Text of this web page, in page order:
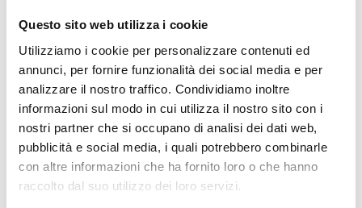
Questo sito web utilizza i cookie
Utilizziamo i cookie per personalizzare contenuti ed
annunci, per fornire funzionalità dei social media e per
analizzare il nostro traffico. Condividiamo inoltre
informazioni sul modo in cui utilizza il nostro sito con i
nostri partner che si occupano di analisi dei dati web,
pubblicità e social media, i quali potrebbero combinarle
con altre informazioni che ha fornito loro o che hanno
raccolto dal suo utilizzo dei loro servizi.
Conosci Obiettivo Europa?
Prova gratis